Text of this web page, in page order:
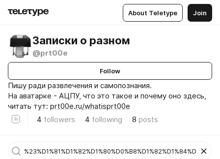
About Teletype Join
Записки о разном
@prt00e
Follow
Пишу ради развлечения и самопознания.
На аватарке - АЦПУ, что это такое и почему оно здесь,
читать тут: prt00e.ru/whatisprt00e
4 followers 4 following 8 posts